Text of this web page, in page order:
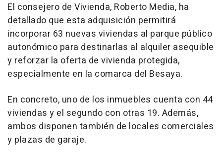
El consejero de Vivienda, Roberto Media, ha
detallado que esta adquisición permitirá
incorporar 63 nuevas viviendas al parque público
autonómico para destinarlas al alquiler asequible
y reforzar la oferta de vivienda protegida,
especialmente en la comarca del Besaya.
En concreto, uno de los inmuebles cuenta con 44
viviendas y el segundo con otras 19. Además,
ambos disponen también de locales comerciales
y plazas de garaje.